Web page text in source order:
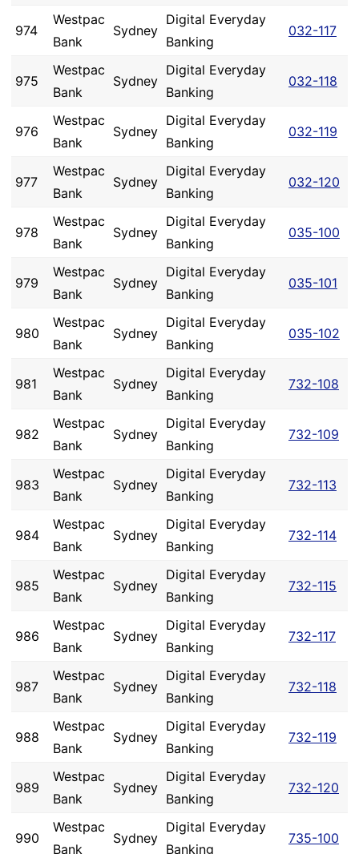
974
Westpac
Bank
Sydney
Digital Everyday
Banking
032-117
975
Westpac
Bank
Sydney
Digital Everyday
Banking
032-118
976
Westpac
Bank
Sydney
Digital Everyday
Banking
032-119
977
Westpac
Bank
Sydney
Digital Everyday
Banking
032-120
978
Westpac
Bank
Sydney
Digital Everyday
Banking
035-100
979
Westpac
Bank
Sydney
Digital Everyday
Banking
035-101
980
Westpac
Bank
Sydney
Digital Everyday
Banking
035-102
981
Westpac
Bank
Sydney
Digital Everyday
Banking
732-108
982
Westpac
Bank
Sydney
Digital Everyday
Banking
732-109
983
Westpac
Bank
Sydney
Digital Everyday
Banking
732-113
984
Westpac
Bank
Sydney
Digital Everyday
Banking
732-114
985
Westpac
Bank
Sydney
Digital Everyday
Banking
732-115
986
Westpac
Bank
Sydney
Digital Everyday
Banking
732-117
987
Westpac
Bank
Sydney
Digital Everyday
Banking
732-118
988
Westpac
Bank
Sydney
Digital Everyday
Banking
732-119
989
Westpac
Bank
Sydney
Digital Everyday
Banking
732-120
990
Westpac
Bank
Sydney
Digital Everyday
Banking
735-100